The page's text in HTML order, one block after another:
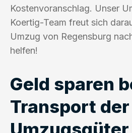
Kostenvoranschlag. Unser
Koertig-Team freut sich
Umzug von Regensburg
helfen!
Geld sparen
Transport der